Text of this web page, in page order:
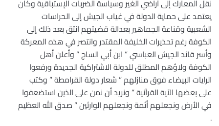
نقل المعارك إلى أراضي الغير وسياسة الضربات الإستباقية وكان
يعتمد على حماية الدولة في غياب الجيش إلى الحراسات
الشعبية وقناعة الجماهير بعدالة قضيتهم انتق بعد ذلك إلى
الكوفة رغم تحذيرات الخليفة المقتدر وانتصر في هذه المعركة
وأسر قائد الجيش العباسي ” ابن أبي الساج ” وأعلن أهل
الكوفة ولاؤهم المطلق للدولة الاشتراكية الجديدة ورفعوا
الرايات البيضاء فوق منازلهم ” شعار دولة القرامطة ” وكتب
على بعضها الآية القرآنية ” ونريد أن نمن على الذين استضعفوا
في الأرض ونجعلهم أئمة ونجعلهم الوارثين ” صدق الله العظيم
.